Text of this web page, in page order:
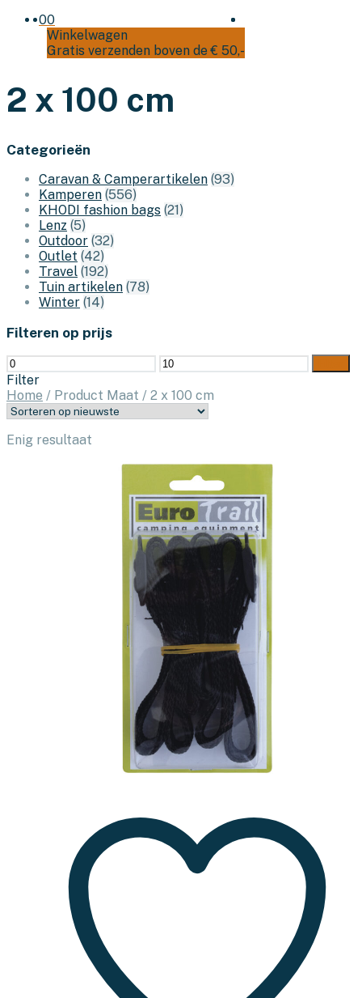
00
Winkelwagen
Gratis verzenden boven de € 50,-
2 x 100 cm
Categorieën
Caravan & Camperartikelen (93)
Kamperen (556)
KHODI fashion bags (21)
Lenz (5)
Outdoor (32)
Outlet (42)
Travel (192)
Tuin artikelen (78)
Winter (14)
Filteren op prijs
Min.
prijs
Max.
prijs
Filter
Home / Product Maat / 2 x 100 cm
Enig resultaat